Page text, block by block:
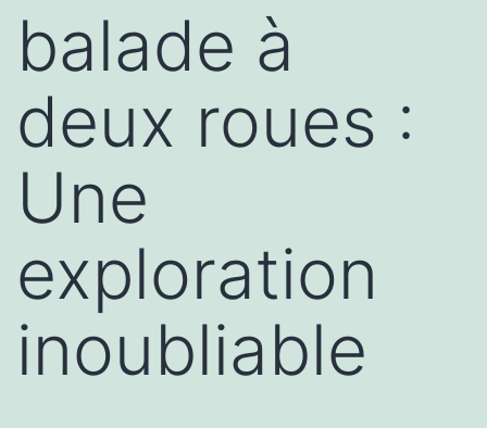
balade à
deux roues :
Une
exploration
inoubliable